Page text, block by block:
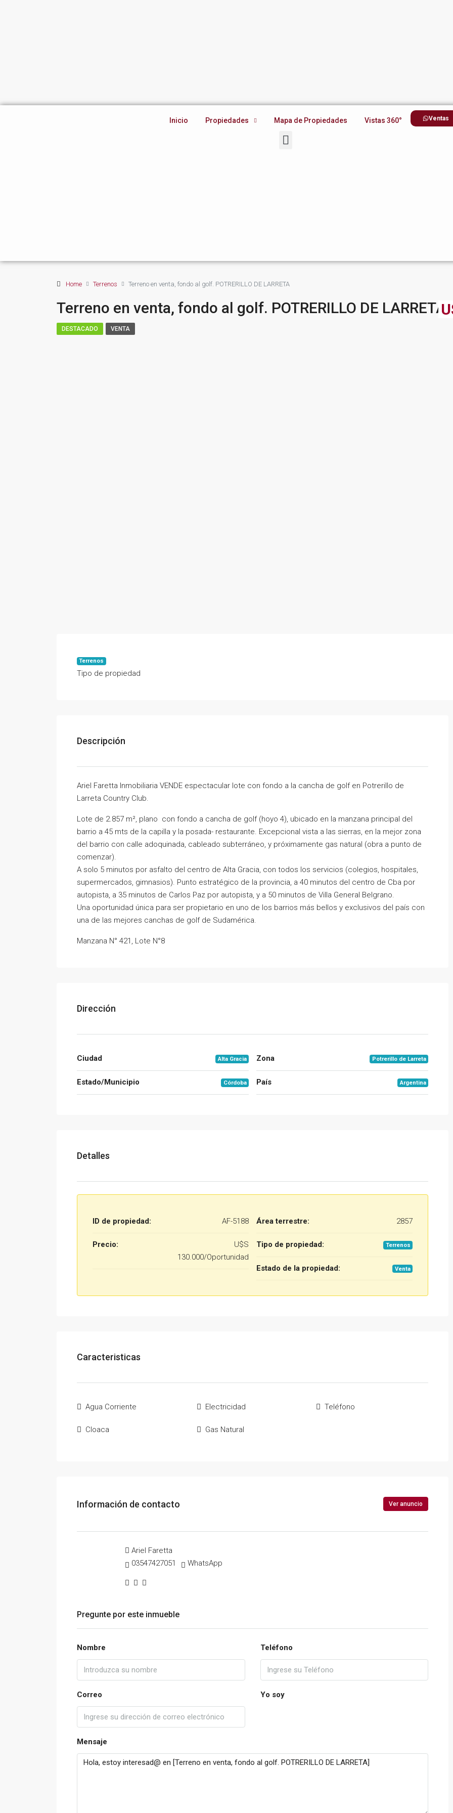
Inicio Propiedades Mapa de Propiedades Vistas 360° Ventas
Home Terrenos Terreno en venta, fondo al golf. POTRERILLO DE LARRETA
Terreno en venta, fondo al golf. POTRERILLO DE LARRETA
DESTACADO VENTA
Terrenos
Tipo de propiedad
Descripción
Ariel Faretta Inmobiliaria VENDE espectacular lote con fondo a la cancha de golf en Potrerillo de
Larreta Country Club.
Lote de 2.857 m², plano con fondo a cancha de golf (hoyo 4), ubicado en la manzana principal del
barrio a 45 mts de la capilla y la posada- restaurante. Excepcional vista a las sierras, en la mejor zona
del barrio con calle adoquinada, cableado subterráneo, y próximamente gas natural (obra a punto de
comenzar).
A solo 5 minutos por asfalto del centro de Alta Gracia, con todos los servicios (colegios, hospitales,
supermercados, gimnasios). Punto estratégico de la provincia, a 40 minutos del centro de Cba por
autopista, a 35 minutos de Carlos Paz por autopista, y a 50 minutos de Villa General Belgrano.
Una oportunidad única para ser propietario en uno de los barrios más bellos y exclusivos del país con
una de las mejores canchas de golf de Sudamérica.
Manzana N° 421, Lote N°8
Dirección
Ciudad Alta Gracia
Estado/Municipio Córdoba
Zona Potrerillo de Larreta
País Argentina
Detalles
ID de propiedad: AF-5188
Precio:
U$S
130.000/Oportunidad
Área terrestre: 2857
Tipo de propiedad: Terrenos
Estado de la propiedad: Venta
Caracteristicas
Agua Corriente
Cloaca
Electricidad
Gas Natural
Teléfono
Información de contacto Ver anuncio
Ariel Faretta
03547427051
WhatsApp
Pregunte por este inmueble
Nombre Teléfono
Correo Yo soy
Mensaje